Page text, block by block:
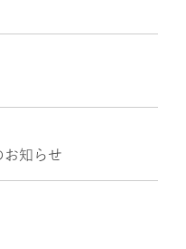
お知らせ